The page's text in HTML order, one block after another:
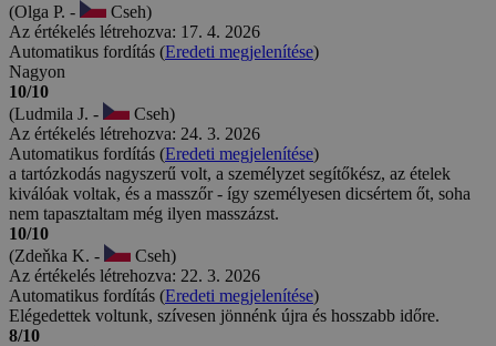
(Olga P. -
Cseh)
Az értékelés létrehozva: 17. 4. 2026
Automatikus fordítás (Eredeti megjelenítése)
Nagyon
10/10
(Ludmila J. -
Cseh)
Az értékelés létrehozva: 24. 3. 2026
Automatikus fordítás (Eredeti megjelenítése)
a tartózkodás nagyszerű volt, a személyzet segítőkész, az ételek
kiválóak voltak, és a masszőr - így személyesen dicsértem őt, soha
nem tapasztaltam még ilyen masszázst.
10/10
(Zdeňka K. -
Cseh)
Az értékelés létrehozva: 22. 3. 2026
Automatikus fordítás (Eredeti megjelenítése)
Elégedettek voltunk, szívesen jönnénk újra és hosszabb időre.
8/10